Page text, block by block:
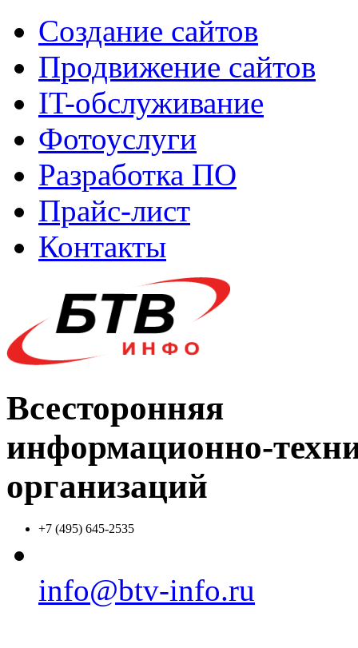
Создание сайтов
Продвижение сайтов
IT-обслуживание
Фотоуслуги
Разработка ПО
Прайс-лист
Контакты
Всесторонняя
информационно-
организаций
+7 (495) 645-2535
info@btv-info.ru